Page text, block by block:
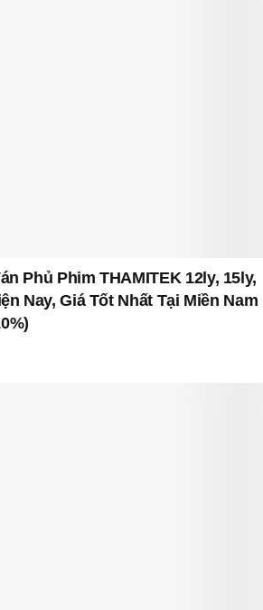
Phủ Phim THAMITEK 12ly, 15ly,
Nay, Giá Tốt Nhất Tại Miền Nam